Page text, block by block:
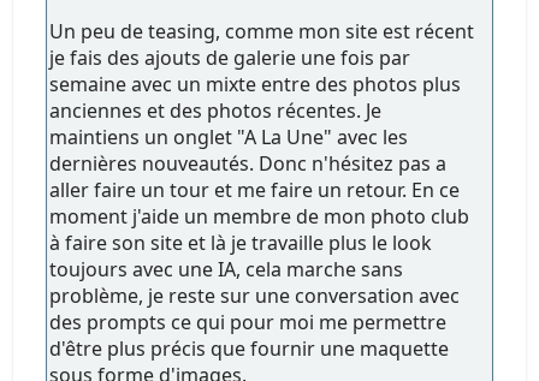
Un peu de teasing, comme mon site est récent
je fais des ajouts de galerie une fois par
semaine avec un mixte entre des photos plus
anciennes et des photos récentes. Je
maintiens un onglet "A La Une" avec les
dernières nouveautés. Donc n'hésitez pas a
aller faire un tour et me faire un retour. En ce
moment j'aide un membre de mon photo club
à faire son site et là je travaille plus le look
toujours avec une IA, cela marche sans
problème, je reste sur une conversation avec
des prompts ce qui pour moi me permettre
d'être plus précis que fournir une maquette
sous forme d'images.